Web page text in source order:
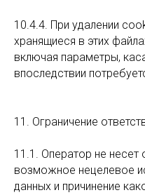
10.4.4. При удалении
хранящиеся в этих
включая параметры,
впоследствии
11. Ограничение
11.1. Оператор не несет
возможное нецелевое
данных и причинение